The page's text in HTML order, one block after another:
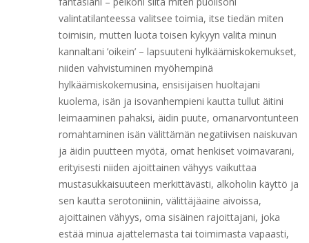
valintatilanteessa valitsee toimia, itse tiedän miten
toimisin, mutten luota toisen kykyyn valita minun
kannaltani ’oikein’ – lapsuuteni hylkäämiskokemukset,
niiden vahvistuminen myöhempinä
hylkäämiskokemusina, ensisijaisen huoltajani
kuolema, isän ja isovanhempieni kautta tullut äitini
leimaaminen pahaksi, äidin puute, omanarvontunteen
romahtaminen isän välittämän negatiivisen naiskuvan
ja äidin puutteen myötä, omat henkiset voimavarani,
erityisesti niiden ajoittainen vähyys vaikuttaa
mustasukkaisuuteen merkittävästi, alkoholin käyttö ja
sen kautta serotoniinin, välittäjäaine aivoissa,
ajoittainen vähyys, oma sisäinen rajoittajani, joka
estää minua ajattelemasta tai toimimasta vapaasti,